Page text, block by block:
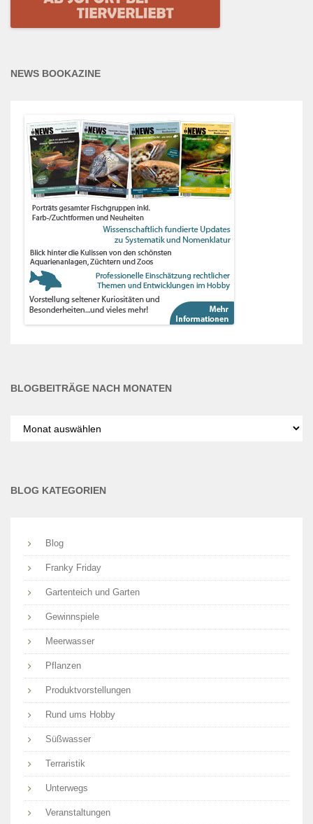
NEWS BOOKAZINE
BLOGBEITRÄGE NACH MONATEN
nach
BLOG KATEGORIEN
Blog
Franky Friday
Gartenteich und Garten
Gewinnspiele
Meerwasser
Pflanzen
Produktvorstellungen
Rund ums Hobby
Süßwasser
Terraristik
Unterwegs
Veranstaltungen